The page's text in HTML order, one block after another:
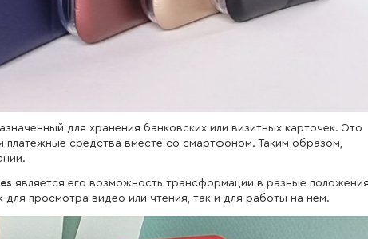
для хранения банковских или визитных карточек. Это
средства вместе со смартфоном. Таким образом,
является его возможность трансформации в разные
просмотра видео или чтения, так и для работы на нем.